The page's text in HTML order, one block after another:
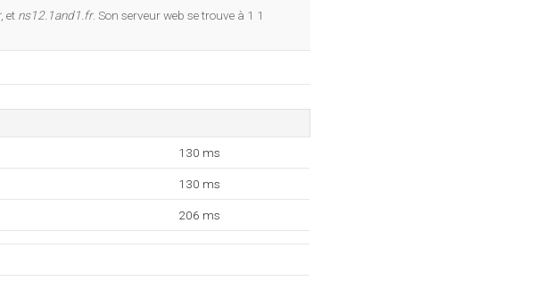
Do you own this website?
, et ns12.1and1.fr. Son serveur web se trouve à 1 1
130 ms
130 ms
206 ms